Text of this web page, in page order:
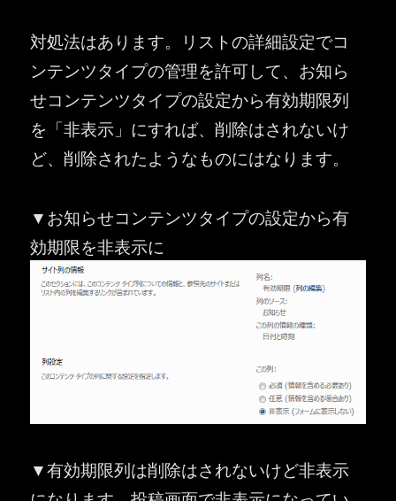
対処法はあります。リストの詳細設定でコ
ンテンツタイプの管理を許可して、お知ら
せコンテンツタイプの設定から有効期限列
を「非表示」にすれば、削除はされないけ
ど、削除されたようなものにはなります。
▼お知らせコンテンツタイプの設定から有
効期限を非表示に
▼有効期限列は削除はされないけど非表示